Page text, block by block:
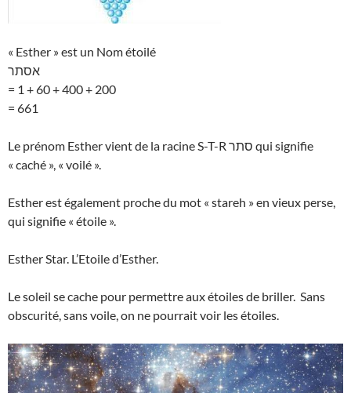
« Esther » est un Nom étoilé
אסתר
= 1 + 60 + 400 + 200
= 661
Le prénom Esther vient de la racine S-T-R סתר qui signifie
« caché », « voilé ».
Esther est également proche du mot « stareh » en vieux perse,
qui signifie « étoile ».
Esther Star. L’Etoile d’Esther.
Le soleil se cache pour permettre aux étoiles de briller. Sans
obscurité, sans voile, on ne pourrait voir les étoiles.